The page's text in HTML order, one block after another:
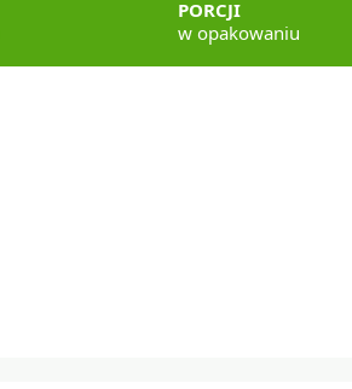
PORCJI
w opakowaniu